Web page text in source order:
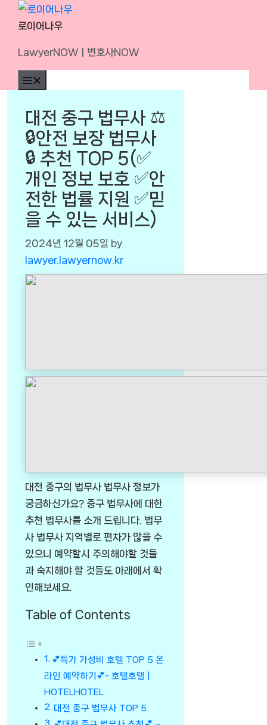
Skip
로이어나우
LawyerNOWㅣ변호사NOW
대전 중구 법무사 ⚖️
🔒안전 보장 법무사
🔒 추천 TOP 5(✅
개인 정보 보호 ✅안
전한 법률 지원 ✅믿
을 수 있는 서비스)
2024년 12월 05일 by
lawyer.lawyernow.kr
대전 중구의 법무사 법무사 정보가
궁금하신가요? 중구 법무사에 대한
추천 법무사를 소개 드립니다. 법무
사 법무사 지역별로 편차가 많을 수
있으니 예약할시 주의해야할 것들
과 숙지해야 할 것들도 아래에서 확
인해보세요.
Table of Contents
💕특가 가성비 호텔 TOP 5 온
라인 예약하기💕- 호텔호텔 |
HOTELHOTEL
대전 중구 법무사 TOP 5